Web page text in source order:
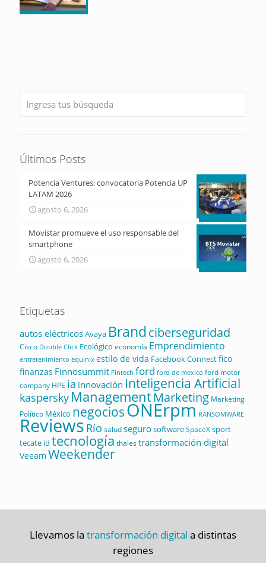
Últimos Posts
Potencia Ventures: convocatoria Potencia UP
LATAM 2026
agosto 6, 2026
Movistar promueve el uso responsable del
smartphone
agosto 6, 2026
Etiquetas
autos eléctricosAvaya Brandciberseguridad
Cisco Double Click Ecológico economía Emprendimiento
entretenimiento equinix estilo de vida Facebook Connectfico
finanzas Finnosummit Fintech ford ford de mexico ford motor
company HPE ia innovación Inteligencia Artificial
kaspersky ManagementMarketing Marketing
Político México negociosONErpm RANSOMWARE
Reviews Río saludsegurosoftwareSpaceXsport
tecate id tecnología thalestransformación digital
Veeam Weekender
Llevamos la transformación digital a distintas
regiones